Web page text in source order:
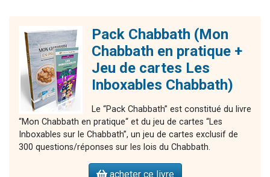
Pack Chabbath (Mon
Chabbath en pratique +
Jeu de cartes Les
Inboxables Chabbath)
Le “Pack Chabbath” est constitué du livre
“Mon Chabbath en pratique“ et du jeu de cartes “Les
Inboxables sur le Chabbath”, un jeu de cartes exclusif de
300 questions/réponses sur les lois du Chabbath.
acheter ce livre